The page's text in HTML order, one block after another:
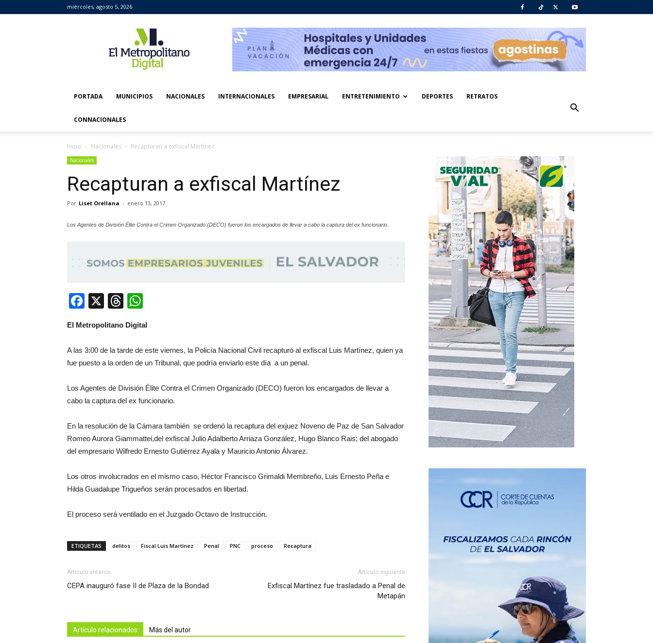
miércoles, agosto 5, 2026
Metropolitano
Digital
PORTADA MUNICIPIOS NACIONALES INTERNACIONALES EMPRESARIAL ENTRETENIMIENTO DEPORTES RETRATOS
CONNACIONALES
Inicio Nacionales Recapturan a exfiscal Martínez
Nacionales
Recapturan a exfiscal Martínez
Por Liset Orellana - enero 13, 2017
Los Agentes de División Élite Contra el Crimen Organizado (DECO) fueron los encargados de llevar a cabo la captura del ex funcionario.
Facebook
X Threads
El Metropolitano Digital
A las 3:00 de la tarde de este viernes, la Policía Nacional Civil recapturó al exfiscal Luis Martínez, quien ya
fue puesto a la orden de un Tribunal, que podría enviarlo este día a un penal.
Los Agentes de División Élite Contra el Crimen Organizado (DECO) fueron los encargados de llevar a
cabo la captura del ex funcionario.
En la resolución de la Cámara también se ordenó la recaptura del exjuez Noveno de Paz de San Salvador
Romeo Aurora Giammattei,del exfiscal Julio Adalberto Arriaza González, Hugo Blanco Rais; del abogado
del empresario Wilfredo Ernesto Gutiérrez Ayala y Mauricio Antonio Álvarez.
Los otros involucrados en el mismo caso, Héctor Francisco Grimaldi Membreño, Luis Ernesto Peña e
Hilda Guadalupe Trigueños serán procesados en libertad.
El proceso será ventilado en el Juzgado Octavo de Instrucción.
ETIQUETAS delitos Fiscal Luis Martínez Penal PNC proceso Recaptura
Artículo anterior
CEPA inauguró fase II de Plaza de la Bondad
Artículo siguiente
Exfiscal Martínez fue trasladado a Penal de
Metapán
Artículo relacionados Más del autor